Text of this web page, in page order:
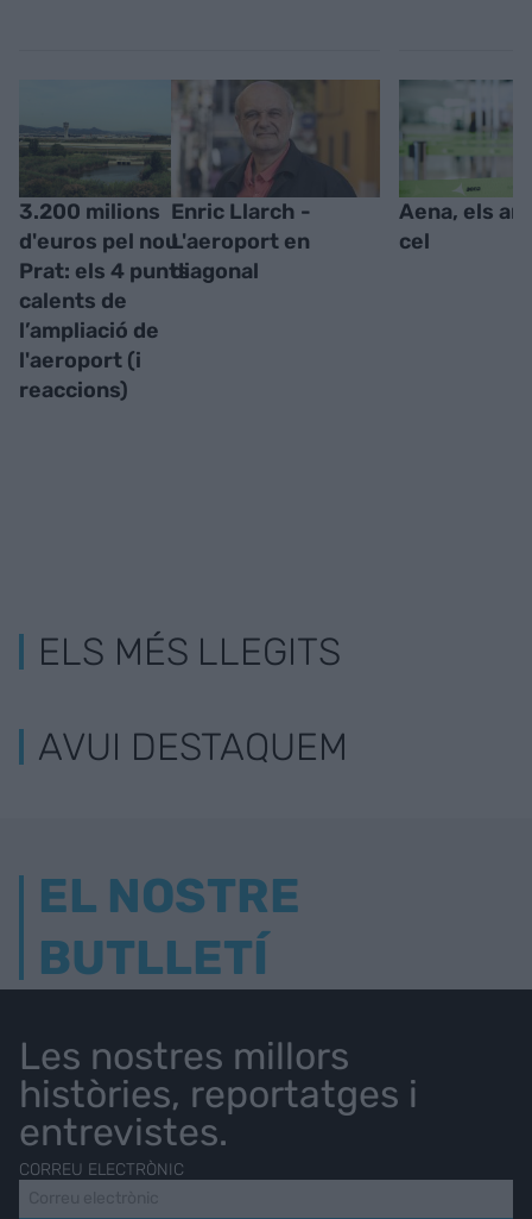
3.200 milions
d'euros pel nou
Prat: els 4 punts
calents de
l’ampliació de
l'aeroport (i
reaccions)
Enric Llarch -
L'aeroport en
diagonal
Aena, els
cel
ELS MÉS LLEGITS
AVUI DESTAQUEM
EL NOSTRE
BUTLLETÍ
Les nostres millors
històries, reportatges i
entrevistes.
CORREU ELECTRÒNIC